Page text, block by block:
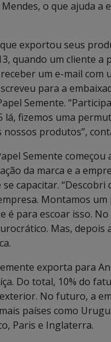
o que ajuda a
exportou seus
quando um cliente a
um e-mail com
para a
Semente.
lá, fizemos uma
nossos produtos”,
Semente começou
da marca e a
se capacitar. “Descobri
Montamos um
é para escoar isso.
Mas, depois
exporta para
Do total, 10% do
No futuro, a
países como
Paris e Inglaterra.